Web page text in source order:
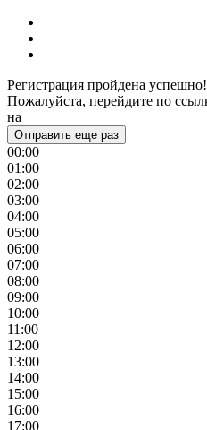
Регистрация пройдена успешно!
Пожалуйста, перейдите по
на
Отправить еще раз
00:00
01:00
02:00
03:00
04:00
05:00
06:00
07:00
08:00
09:00
10:00
11:00
12:00
13:00
14:00
15:00
16:00
17:00